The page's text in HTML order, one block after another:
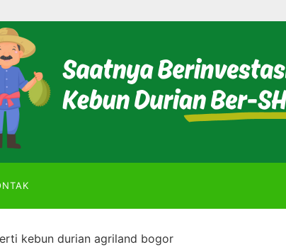
kebun durian agriland bogor